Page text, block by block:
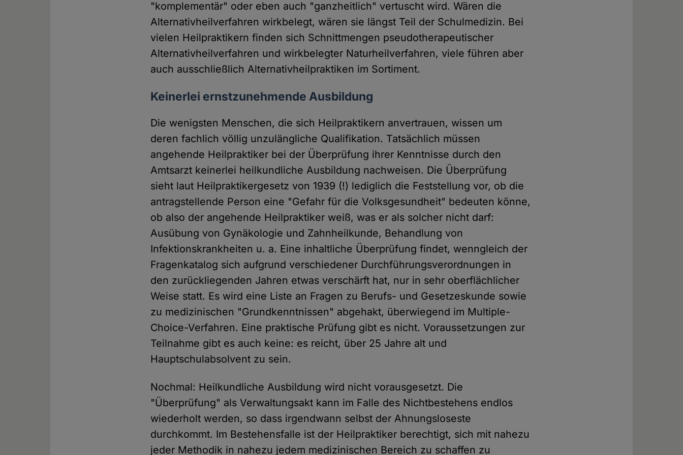
"komplementär" oder eben auch "ganzheitlich" vertuscht wird. Wären die
Alternativheilverfahren wirkbelegt, wären sie längst Teil der Schulmedizin. Bei
vielen Heilpraktikern finden sich Schnittmengen pseudotherapeutischer
Alternativheilverfahren und wirkbelegter Naturheilverfahren, viele führen aber
auch ausschließlich Alternativheilpraktiken im Sortiment.
Keinerlei ernstzunehmende Ausbildung
Die wenigsten Menschen, die sich Heilpraktikern anvertrauen, wissen um
deren fachlich völlig unzulängliche Qualifikation. Tatsächlich müssen
angehende Heilpraktiker bei der Überprüfung ihrer Kenntnisse durch den
Amtsarzt keinerlei heilkundliche Ausbildung nachweisen. Die Überprüfung
sieht laut Heilpraktikergesetz von 1939 (!) lediglich die Feststellung vor, ob die
antragstellende Person eine "Gefahr für die Volksgesundheit" bedeuten könne,
ob also der angehende Heilpraktiker weiß, was er als solcher nicht darf:
Ausübung von Gynäkologie und Zahnheilkunde, Behandlung von
Infektionskrankheiten u. a. Eine inhaltliche Überprüfung findet, wenngleich der
Fragenkatalog sich aufgrund verschiedener Durchführungsverordnungen in
den zurückliegenden Jahren etwas verschärft hat, nur in sehr oberflächlicher
Weise statt. Es wird eine Liste an Fragen zu Berufs- und Gesetzeskunde sowie
zu medizinischen "Grundkenntnissen" abgehakt, überwiegend im Multiple-
Choice-Verfahren. Eine praktische Prüfung gibt es nicht. Voraussetzungen zur
Teilnahme gibt es auch keine: es reicht, über 25 Jahre alt und
Hauptschulabsolvent zu sein.
Nochmal: Heilkundliche Ausbildung wird nicht vorausgesetzt. Die
"Überprüfung" als Verwaltungsakt kann im Falle des Nichtbestehens endlos
wiederholt werden, so dass irgendwann selbst der Ahnungsloseste
durchkommt. Im Bestehensfalle ist der Heilpraktiker berechtigt, sich mit nahezu
jeder Methodik in nahezu jedem medizinischen Bereich zu schaffen zu